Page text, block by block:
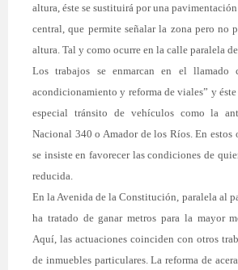
altura, éste se sustituirá por una
central, que permite señalar la zona pero no
altura. Tal y como ocurre en la calle paralela
Los trabajos se enmarcan en el llamado
acondicionamiento y reforma de viales” y
especial tránsito de vehículos como la
Nacional 340 o Amador de los Ríos. En estos
se insiste en favorecer las condiciones de
reducida.
En la Avenida de la Constitución, paralela al
ha tratado de ganar metros para la mayor
Aquí, las actuaciones coinciden con otros
de inmuebles particulares. La reforma de